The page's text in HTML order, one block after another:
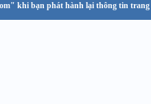
khi bạn phát hành lại thông tin trang